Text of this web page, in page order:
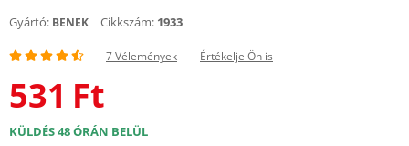
Gyártó: BENEK Cikkszám: 1933
7 Vélemények Értékelje Ön is
531 Ft
KÜLDÉS 48 ÓRÁN BELÜL